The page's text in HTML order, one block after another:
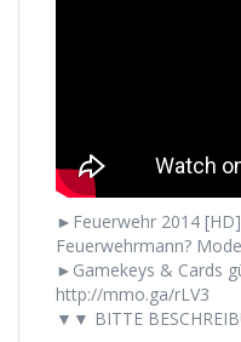
►Feuerwehr 2014 [HD]
Feuerwehrmann?
►Gamekeys & Cards
http://mmo.ga/rLV3
▼▼ BITTE